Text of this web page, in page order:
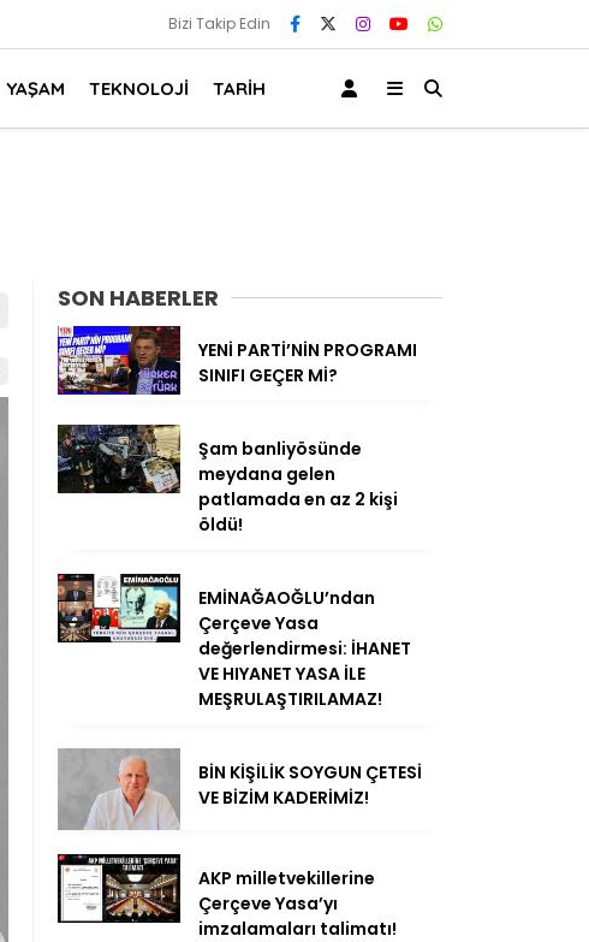
Bizi Takip Edin
YAŞAM TEKNOLOJİ TARİH
SON HABERLER
YENİ PARTİ’NİN PROGRAMI
SINIFI GEÇER Mİ?
Şam banliyösünde
meydana gelen
patlamada en az 2 kişi
öldü!
EMİNAĞAOĞLU’ndan
Çerçeve Yasa
değerlendirmesi: İHANET
VE HIYANET YASA İLE
MEŞRULAŞTIRILAMAZ!
BİN KİŞİLİK SOYGUN ÇETESİ
VE BİZİM KADERİMİZ!
AKP milletvekillerine
Çerçeve Yasa’yı
imzalamaları talimatı!